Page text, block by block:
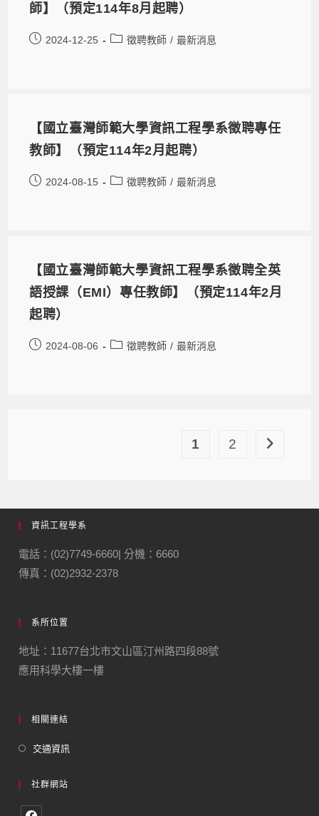
師】（預定114年8月起聘）
2024-12-25 徵聘教師 / 最新消息
【國立臺灣師範大學資訊工程學系徵聘專任
教師】（預定114年2月起聘）
2024-08-15 徵聘教師 / 最新消息
【國立臺灣師範大學資訊工程學系徵聘全英
語授課（EMI）專任教師】（預定114年2月
起聘）
2024-08-06 徵聘教師 / 最新消息
1 2
資訊工程學系
電話：(02)7749-6660| 分機：6660
傳真：(02)2932-2378
系所位置
地址：11677台北市文山區汀州路四段88號
應用科學大樓一樓
相關連結
交通資訊
社群網站